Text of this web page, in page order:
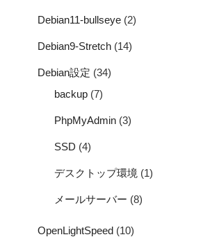
Debian11-bullseye (2)
Debian9-Stretch (14)
Debian設定 (34)
backup (7)
PhpMyAdmin (3)
SSD (4)
デスクトップ環境 (1)
メールサーバー (8)
OpenLightSpeed (10)